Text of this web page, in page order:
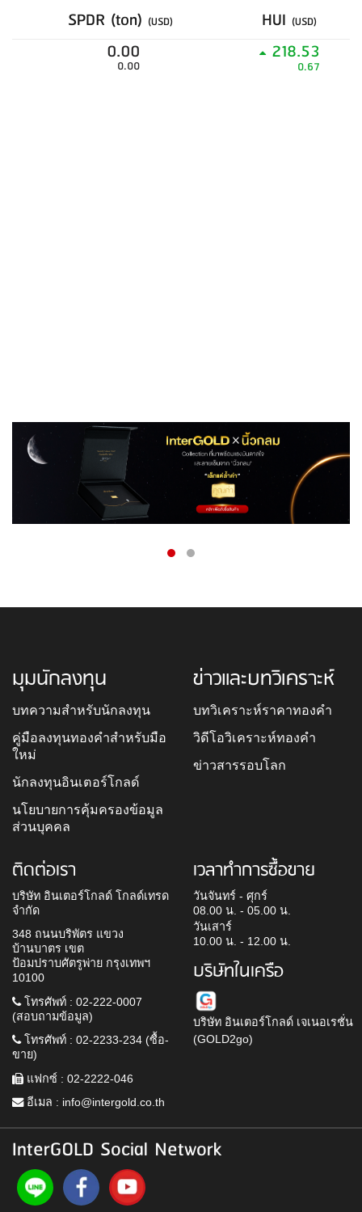
SPDR (ton) (USD) HUI (USD)
0.00
0.00
218.53
0.67
มุมนักลงทุน
บทความสำหรับนักลงทุน
คู่มือลงทุนทองคำสำหรับมือ
ใหม่
นักลงทุนอินเตอร์โกลด์
นโยบายการคุ้มครองข้อมูล
ส่วนบุคคล
ข่าวและบทวิเคราะห์
บทวิเคราะห์ราคาทองคำ
วิดีโอวิเคราะห์ทองคำ
ข่าวสารรอบโลก
ติดต่อเรา
บริษัท อินเตอร์โกลด์ โกลด์เทรด
จำกัด
348 ถนนบริพัตร แขวง
บ้านบาตร เขต
ป้อมปราบศัตรูพ่าย กรุงเทพฯ
10100
โทรศัพท์ : 02-222-0007
(สอบถามข้อมูล)
โทรศัพท์ : 02-2233-234 (ซื้อ-
ขาย)
แฟกซ์ : 02-2222-046
อีเมล : info@intergold.co.th
เวลาทำการซื้อขาย
วันจันทร์ - ศุกร์
08.00 น. - 05.00 น.
วันเสาร์
10.00 น. - 12.00 น.
บริษัทในเครือ
บริษัท อินเตอร์โกลด์ เจเนอเรชั่น
(GOLD2go)
InterGOLD Social Network